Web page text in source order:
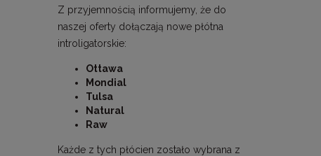
Z przyjemnością informujemy, że do
naszej oferty dołączają nowe płótna
introligatorskie:
Ottawa
Mondial
Tulsa
Natural
Raw
Każde z tych płócien zostało wybrana z